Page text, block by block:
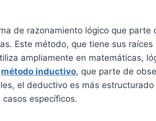
de razonamiento lógico que parte
Este método, que tiene sus
ampliamente en matemáticas,
método inductivo, que parte de
el deductivo es más
específicos.